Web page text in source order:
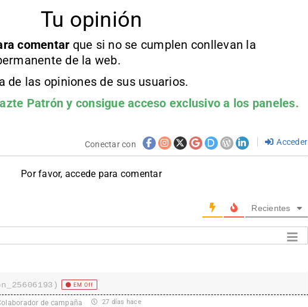
Tu opinión
comentar que si no se cumplen conllevan la
de la web.
de las opiniones de sus usuarios.
Patrón y consigue acceso exclusivo a los paneles.
Conectar con Acceder
Por favor, accede para comentar
Recientes
EM Off
de campaña 27 días hace